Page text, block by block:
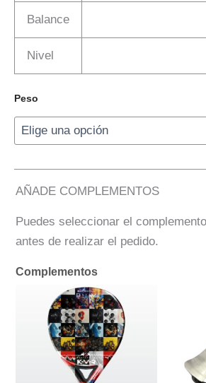
Balance
Nivel
Peso
AÑADE COMPLEMENTOS
Puedes seleccionar el
antes de realizar el pedido.
Complementos